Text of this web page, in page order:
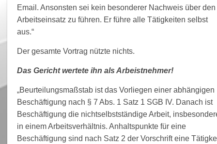
Email. Ansonsten sei kein besonderer Nachweis über den
Arbeitseinsatz zu führen. Er führe alle Tätigkeiten selbst
aus.“
Der gesamte Vortrag nützte nichts.
Das Gericht wertete ihn als Arbeistnehmer!
„Beurteilungsmaßstab ist das Vorliegen einer abhängigen
Beschäftigung nach § 7 Abs. 1 Satz 1 SGB IV. Danach ist
Beschäftigung die nichtselbstständige Arbeit,
in einem Arbeitsverhältnis. Anhaltspunkte für eine
Beschäftigung sind nach Satz 2 der Vorschrift eine